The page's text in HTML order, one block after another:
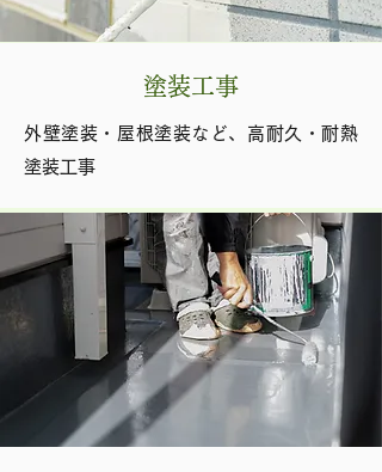
塗装工事
外壁塗装・屋根塗装など、高耐久・耐熱
塗装工事